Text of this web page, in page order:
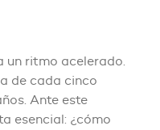
un ritmo acelerado.
de cada cinco
Ante este
esencial: ¿cómo